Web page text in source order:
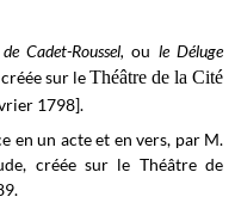
Cadet-Roussel,ou le Déluge
sur leThéâtre de la Cité
1798].
en un acte et en vers, par M.
créée sur le Théâtre de